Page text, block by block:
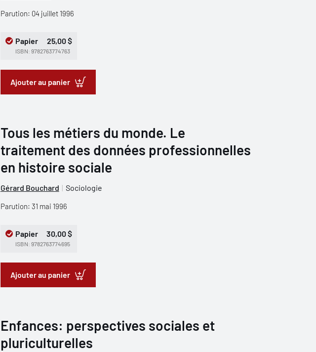
Parution: 04 juillet 1996
Papier 25,00 $
ISBN: 9782763774763
Ajouter au panier
Tous les métiers du monde. Le
traitement des données professionnelles
en histoire sociale
Gérard Bouchard Sociologie
Parution: 31 mai 1996
Papier 30,00 $
ISBN: 9782763774695
Ajouter au panier
Enfances: perspectives sociales et
pluriculturelles